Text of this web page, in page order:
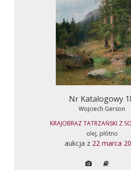
Nr Katalogowy
Wojciech Gerson
KRAJOBRAZ TATRZAŃSKI Z
olej, płótno
aukcja z 22 marca